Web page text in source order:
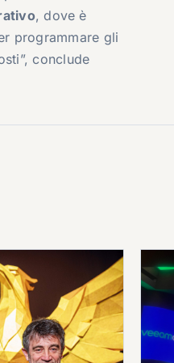
, dove è
programmare gli
conclude